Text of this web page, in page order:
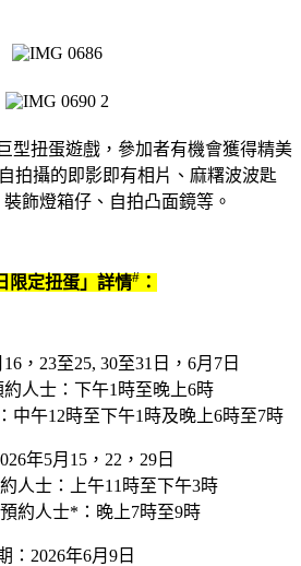
型扭蛋遊戲，參加者有機會獲得精美
拍攝的即影即有相片、麻糬波波匙
飾燈箱仔、自拍凸面鏡等。
限定扭蛋」詳情#：
，23至25, 30至31日，6月7日
人士：下午1時至晚上6時
中午12時至下午1時及晚上6時至7時
年5月15，22，29日
人士：上午11時至下午3時
約人士*：晚上7時至9時
：2026年6月9日